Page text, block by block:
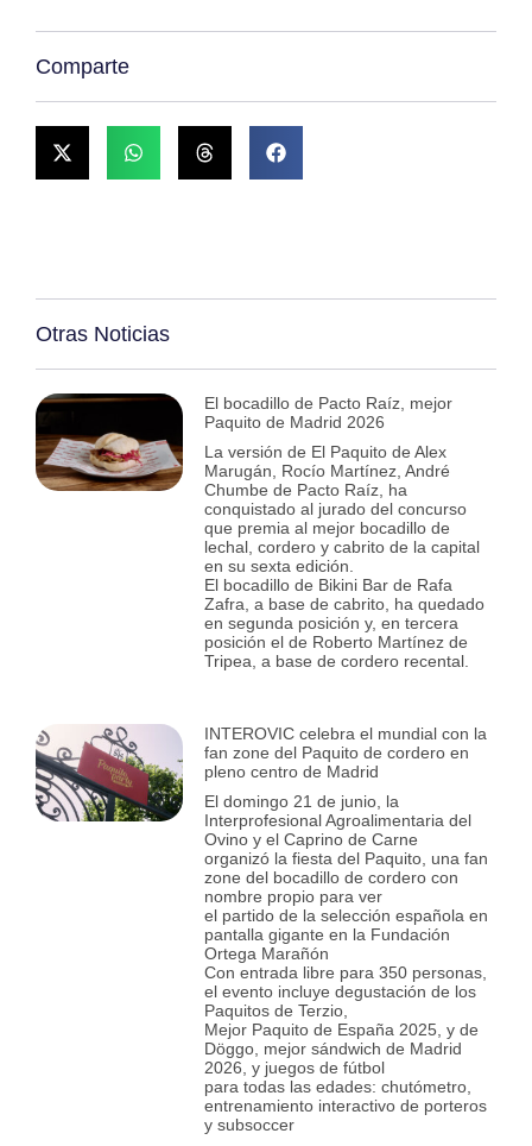
Comparte
Otras Noticias
El bocadillo de Pacto Raíz, mejor
Paquito de Madrid 2026
La versión de El Paquito de Alex
Marugán, Rocío Martínez, André
Chumbe de Pacto Raíz, ha
conquistado al jurado del concurso
que premia al mejor bocadillo de
lechal, cordero y cabrito de la capital
en su sexta edición.
El bocadillo de Bikini Bar de Rafa
Zafra, a base de cabrito, ha quedado
en segunda posición y, en tercera
posición el de Roberto Martínez de
Tripea, a base de cordero recental.
INTEROVIC celebra el mundial con la
fan zone del Paquito de cordero en
pleno centro de Madrid
El domingo 21 de junio, la
Interprofesional Agroalimentaria del
Ovino y el Caprino de Carne
organizó la fiesta del Paquito, una fan
zone del bocadillo de cordero con
nombre propio para ver
el partido de la selección española en
pantalla gigante en la Fundación
Ortega Marañón
Con entrada libre para 350 personas,
el evento incluye degustación de los
Paquitos de Terzio,
Mejor Paquito de España 2025, y de
Döggo, mejor sándwich de Madrid
2026, y juegos de fútbol
para todas las edades: chutómetro,
entrenamiento interactivo de porteros
y subsoccer